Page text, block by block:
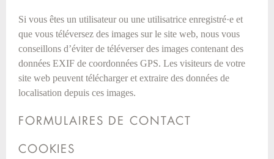
Si vous êtes un utilisateur ou une utilisatrice enregistré·e et
que vous téléversez des images sur le site web, nous vous
conseillons d’éviter de téléverser des images contenant des
données EXIF de coordonnées GPS. Les visiteurs de votre
site web peuvent télécharger et extraire des données de
localisation depuis ces images.
FORMULAIRES DE CONTACT
COOKIES